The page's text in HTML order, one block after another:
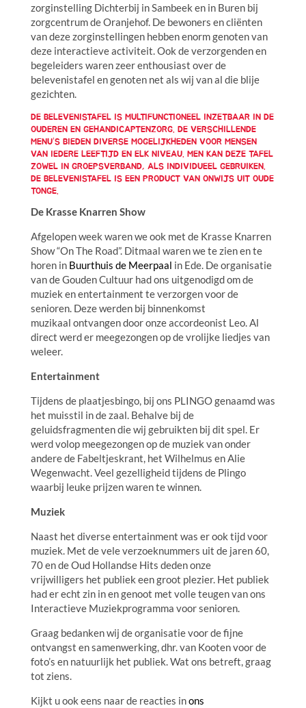
zorginstelling Dichterbij in Sambeek en in Buren bij
zorgcentrum de Oranjehof. De bewoners en cliënten
van deze zorginstellingen hebben enorm genoten van
deze interactieve activiteit. Ook de verzorgenden en
begeleiders waren zeer enthousiast over de
belevenistafel en genoten net als wij van al die blije
gezichten.
DE BELEVENISTAFEL IS MULTIFUNCTIONEEL INZETBAAR IN DE
OUDEREN EN GEHANDICAPTENZORG. DE VERSCHILLENDE
MENU’S BIEDEN DIVERSE MOGELIJKHEDEN VOOR MENSEN
VAN IEDERE LEEFTIJD EN ELK NIVEAU. MEN KAN DEZE TAFEL
ZOWEL IN GROEPSVERBAND, ALS INDIVIDUEEL GEBRUIKEN.
DE BELEVENISTAFEL IS EEN PRODUCT VAN ONWIJSUIT OUDE
TONGE.
De Krasse Knarren Show
Afgelopen week waren we ook met de Krasse Knarren
Show “On The Road”. Ditmaal waren we te zien en te
horen in Buurthuis de Meerpaal in Ede. De organisatie
van de Gouden Cultuur had ons uitgenodigd om de
muziek en entertainment te verzorgen voor de
senioren. Deze werden bij binnenkomst
muzikaal ontvangen door onze accordeonist Leo. Al
direct werd er meegezongen op de vrolijke liedjes van
weleer.
Entertainment
Tijdens de plaatjesbingo, bij ons PLINGO genaamd was
het muisstil in de zaal. Behalve bij de
geluidsfragmenten die wij gebruikten bij dit spel. Er
werd volop meegezongen op de muziek van onder
andere de Fabeltjeskrant, het Wilhelmus en Alie
Wegenwacht. Veel gezelligheid tijdens de Plingo
waarbij leuke prijzen waren te winnen.
Muziek
Naast het diverse entertainment was er ook tijd voor
muziek. Met de vele verzoeknummers uit de jaren 60,
70 en de Oud Hollandse Hits deden onze
vrijwilligers het publiek een groot plezier. Het publiek
had er echt zin in en genoot met volle teugen van ons
Interactieve Muziekprogramma voor senioren.
Graag bedanken wij de organisatie voor de fijne
ontvangst en samenwerking, dhr. van Kooten voor de
foto’s en natuurlijk het publiek. Wat ons betreft, graag
tot ziens.
Kijkt u ook eens naar de reacties inons